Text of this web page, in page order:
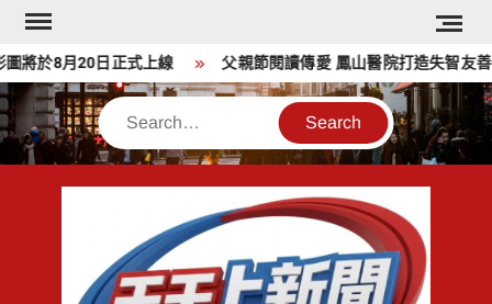
Skip
content
於8月20日正式上線 父親節閱讀傳愛 鳳山醫院打造失智友善全
Search